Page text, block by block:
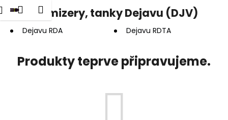
Přejít
na
obsah
Přihlášení
Nákupní
košík
Menu
Clearomizery, tanky Dejavu (DJV)
Dejavu RDA Dejavu RDTA
Produkty teprve připravujeme.
K
o Zpět
Zpět
C
o